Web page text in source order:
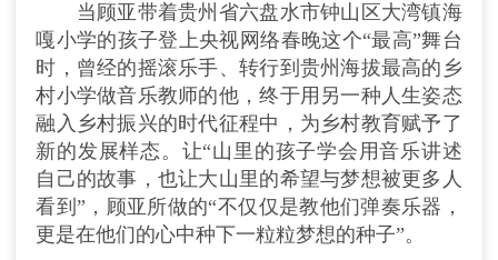
当顾亚带着贵州省六盘水市钟山区大湾镇海
嘎小学的孩子登上央视网络春晚这个“最高”舞台
时，曾经的摇滚乐手、转行到贵州海拔最高的乡
村小学做音乐教师的他，终于用另一种人生姿态
融入乡村振兴的时代征程中，为乡村教育赋予了
新的发展样态。让“山里的孩子学会用音乐讲述
自己的故事，也让大山里的希望与梦想被更多人
看到”，顾亚所做的“不仅仅是教他们弹奏乐器，
更是在他们的心中种下一粒粒梦想的种子”。